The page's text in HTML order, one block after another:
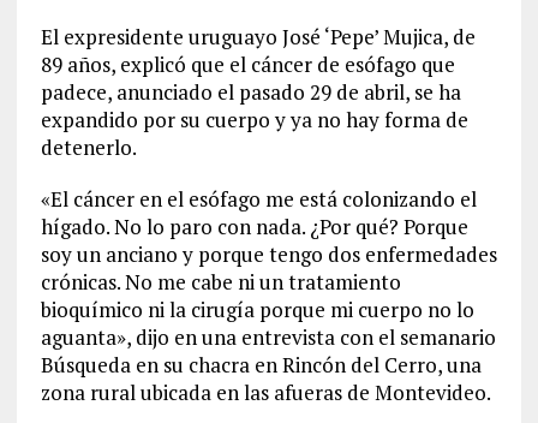
El expresidente uruguayo José ‘Pepe’ Mujica, de
89 años, explicó que el cáncer de esófago que
padece, anunciado el pasado 29 de abril, se ha
expandido por su cuerpo y ya no hay forma de
detenerlo.
«El cáncer en el esófago me está colonizando el
hígado. No lo paro con nada. ¿Por qué? Porque
soy un anciano y porque tengo dos enfermedades
crónicas. No me cabe ni un tratamiento
bioquímico ni la cirugía porque mi cuerpo no lo
aguanta», dijo en una entrevista con el semanario
Búsqueda en su chacra en Rincón del Cerro, una
zona rural ubicada en las afueras de Montevideo.